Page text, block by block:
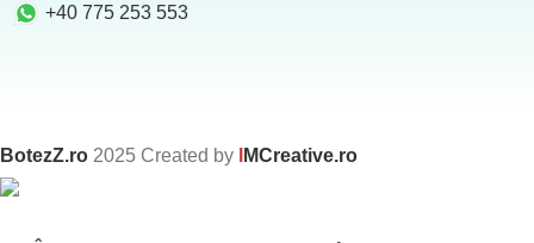
+40 775 253 553
BotezZ.ro 2025 Created by MCreative.ro